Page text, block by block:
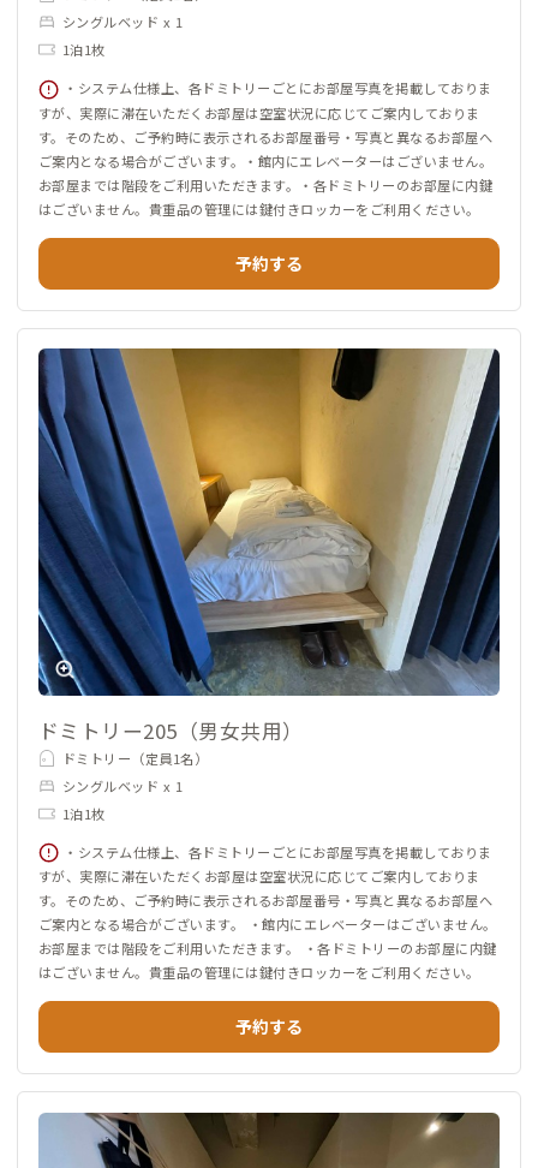
シングルベッド x 1
1泊1枚
・システム仕様上、各ドミトリーごとにお部屋写真を掲載しておりま
すが、実際に滞在いただくお部屋は空室状況に応じてご案内しておりま
す。そのため、ご予約時に表示されるお部屋番号・写真と異なるお部屋へ
ご案内となる場合がございます。・館内にエレベーターはございません。
お部屋までは階段をご利用いただきます。・各ドミトリーのお部屋に内鍵
はございません。貴重品の管理には鍵付きロッカーをご利用ください。
予約する
ドミトリー205（男女共用）
ドミトリー（定員1名）
シングルベッド x 1
1泊1枚
・システム仕様上、各ドミトリーごとにお部屋写真を掲載しておりま
すが、実際に滞在いただくお部屋は空室状況に応じてご案内しておりま
す。そのため、ご予約時に表示されるお部屋番号・写真と異なるお部屋へ
ご案内となる場合がございます。 ・館内にエレベーターはございません。
お部屋までは階段をご利用いただきます。 ・各ドミトリーのお部屋に内鍵
はございません。貴重品の管理には鍵付きロッカーをご利用ください。
予約する